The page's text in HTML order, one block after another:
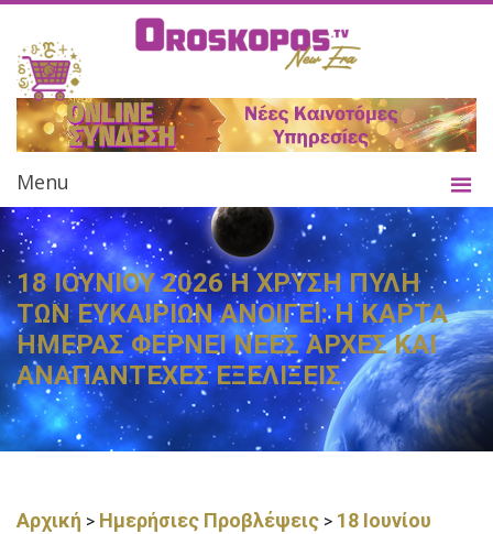
Menu
18 ΙΟΥΝΙΟΥ 2026 Η ΧΡΥΣΗ ΠΥΛΗ
ΤΩΝ ΕΥΚΑΙΡΙΩΝ ΑΝΟΙΓΕΙ: Η ΚΑΡΤΑ
ΗΜΕΡΑΣ ΦΕΡΝΕΙ ΝΕΕΣ ΑΡΧΕΣ ΚΑΙ
ΑΝΑΠΑΝΤΕΧΕΣ ΕΞΕΛΙΞΕΙΣ
Αρχική > Ημερήσιες Προβλέψεις > 18 Ιουνίου